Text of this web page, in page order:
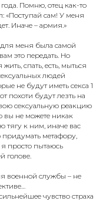
года. Помню, отец как-то
«Поступай сам! У меня
Иначе – армия.»
меня была самой
это передать. Но
спать, есть, мыться
людей
не будут иметь секса 1
похоти будут лезть на
сексуальную реакцию
вы не можете никак
тягу к ним, иначе вас
метафору,
просто пытаюсь
голове.
военной службы – не
чувство страха